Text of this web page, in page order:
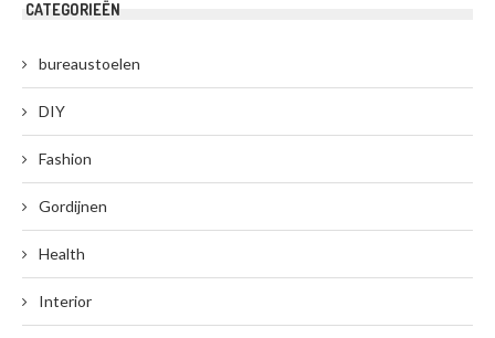
CATEGORIEËN
bureaustoelen
DIY
Fashion
Gordijnen
Health
Interior